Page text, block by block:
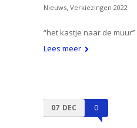
Nieuws, Verkiezingen 2022
“het kastje naar
Lees meer
07 DEC 0